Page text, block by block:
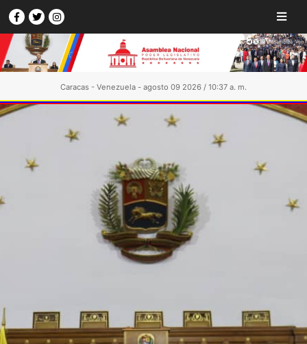
Caracas - Venezuela - agosto 09 2026 / 10:37 a. m.